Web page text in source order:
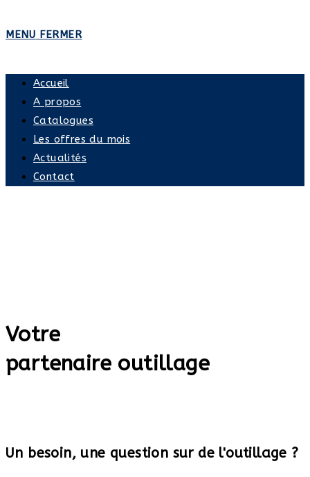
MENU FERMER
Accueil
A propos
Catalogues
Les offres du mois
Actualités
Contact
Votre
partenaire outillage
Un besoin, une question sur de l'outillage ?